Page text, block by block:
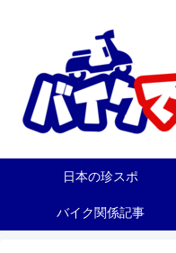
日本の珍スポ
バイク関係記事